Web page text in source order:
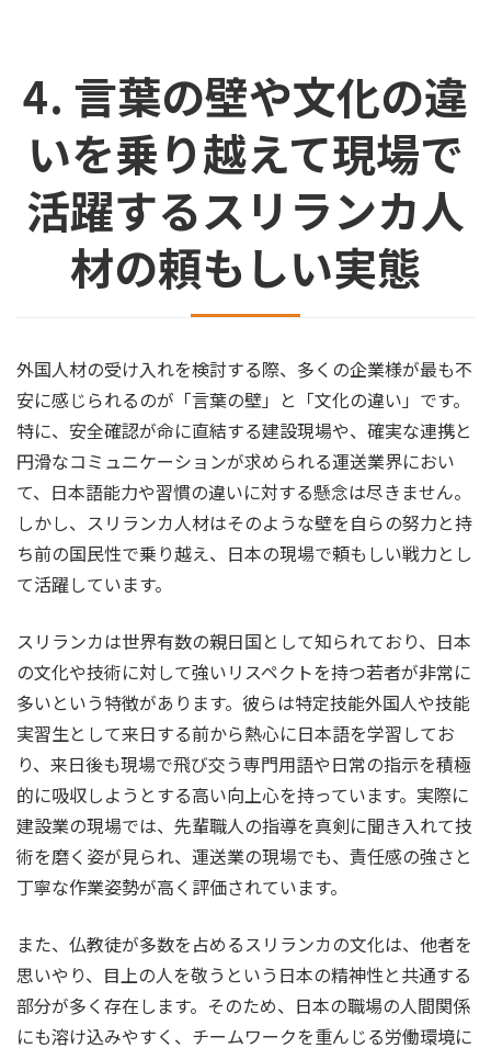
4. 言葉の壁や文化の違
いを乗り越えて現場で
活躍するスリランカ人
材の頼もしい実態
外国人材の受け入れを検討する際、多くの企業様が最も不
安に感じられるのが「言葉の壁」と「文化の違い」です。
特に、安全確認が命に直結する建設現場や、確実な連携と
円滑なコミュニケーションが求められる運送業界におい
て、日本語能力や習慣の違いに対する懸念は尽きません。
しかし、スリランカ人材はそのような壁を自らの努力と持
ち前の国民性で乗り越え、日本の現場で頼もしい戦力とし
て活躍しています。
スリランカは世界有数の親日国として知られており、日本
の文化や技術に対して強いリスペクトを持つ若者が非常に
多いという特徴があります。彼らは特定技能外国人や技能
実習生として来日する前から熱心に日本語を学習してお
り、来日後も現場で飛び交う専門用語や日常の指示を積極
的に吸収しようとする高い向上心を持っています。実際に
建設業の現場では、先輩職人の指導を真剣に聞き入れて技
術を磨く姿が見られ、運送業の現場でも、責任感の強さと
丁寧な作業姿勢が高く評価されています。
また、仏教徒が多数を占めるスリランカの文化は、他者を
思いやり、目上の人を敬うという日本の精神性と共通する
部分が多く存在します。そのため、日本の職場の人間関係
にも溶け込みやすく、チームワークを重んじる労働環境に